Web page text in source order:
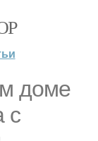
доме
с